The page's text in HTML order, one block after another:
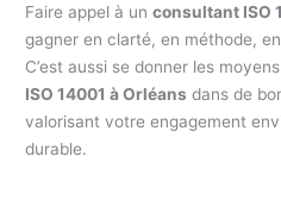
Faire appel à unconsultant ISO
gagner en clarté, en méthode,
C’est aussi se donner les
ISO 14001 à Orléans dans de
valorisant votre engagement
durable.